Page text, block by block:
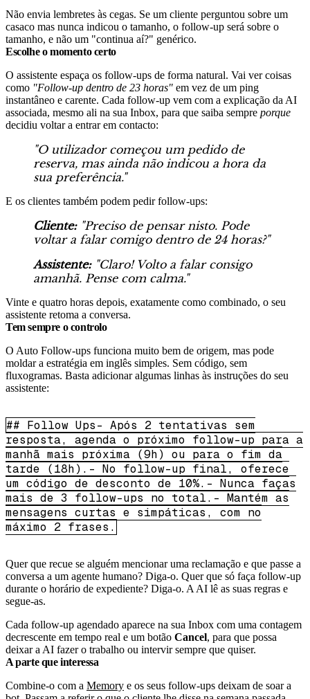
Não envia lembretes às cegas. Se um cliente perguntou sobre um
casaco mas nunca indicou o tamanho, o follow-up será sobre o
tamanho, e não um "continua aí?" genérico.
Escolhe o momento certo
O assistente espaça os follow-ups de forma natural. Vai ver coisas
como "Follow-up dentro de 23 horas" em vez de um ping
instantâneo e carente. Cada follow-up vem com a explicação da AI
associada, mesmo ali na sua Inbox, para que saiba sempre porque
decidiu voltar a entrar em contacto:
"O utilizador começou um pedido de
reserva, mas ainda não indicou a hora da
sua preferência."
E os clientes também podem pedir follow-ups:
Cliente:"Preciso de pensar nisto. Pode
voltar a falar comigo dentro de 24 horas?"
Assistente:"Claro! Volto a falar consigo
amanhã. Pense com calma."
Vinte e quatro horas depois, exatamente como combinado, o seu
assistente retoma a conversa.
Tem sempre o controlo
O Auto Follow-ups funciona muito bem de origem, mas pode
moldar a estratégia em inglês simples. Sem código, sem
fluxogramas. Basta adicionar algumas linhas às instruções do seu
assistente:
## Follow Ups- Após 2 tentativas sem
resposta, agenda o próximo follow-up para a
manhã mais próxima (9h) ou para o fim da
tarde (18h).- No follow-up final, oferece
um código de desconto de 10%.- Nunca faças
mais de 3 follow-ups no total.- Mantém as
mensagens curtas e simpáticas, com no
máximo 2 frases.
Quer que recue se alguém mencionar uma reclamação e que passe a
conversa a um agente humano? Diga-o. Quer que só faça follow-up
durante o horário de expediente? Diga-o. A AI lê as suas regras e
segue-as.
Cada follow-up agendado aparece na sua Inbox com uma contagem
decrescente em tempo real e um botão Cancel, para que possa
deixar a AI fazer o trabalho ou intervir sempre que quiser.
A parte que interessa
Combine-o com a Memory e os seus follow-ups deixam de soar a